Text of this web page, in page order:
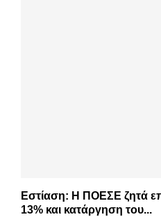
Εστίαση: Η ΠΟΕΣΕ ζητά
13% και κατάργηση του...